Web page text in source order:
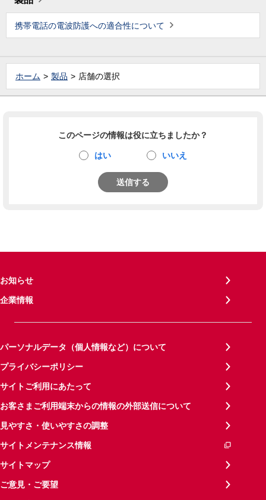
携帯電話の電波防護への適合性について
ホーム 製品 店舗の選択
このページの情報は役に立ちましたか？
はい いいえ
送信する
お知らせ
企業情報
パーソナルデータ（個人情報など）について
プライバシーポリシー
サイトご利用にあたって
お客さまご利用端末からの情報の外部送信について
見やすさ・使いやすさの調整
サイトメンテナンス情報
サイトマップ
ご意見・ご要望